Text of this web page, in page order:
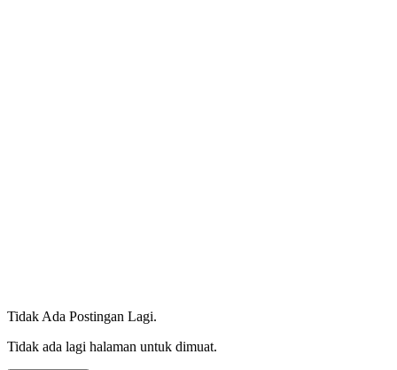
Tidak Ada Postingan Lagi.
Tidak ada lagi halaman untuk dimuat.